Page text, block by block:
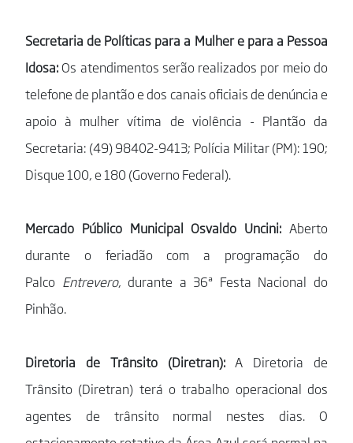
Secretaria de Políticas para a Mulher e para a Pessoa
Idosa:Os atendimentos serão realizados por meio do
telefone de plantão e dos canais oficiais de denúncia e
apoio à mulher vítima de violência - Plantão da
Secretaria: (49) 98402-9413; Polícia Militar (PM): 190;
Disque 100, e 180 (Governo Federal).
Mercado Público Municipal Osvaldo Uncini: Aberto
durante o feriadão com a programação do
Palco Entrevero, durante a 36ª Festa Nacional do
Pinhão.
Diretoria de Trânsito (Diretran):A Diretoria de
Trânsito (Diretran) terá o trabalho operacional dos
agentes de trânsito normal nestes dias. O